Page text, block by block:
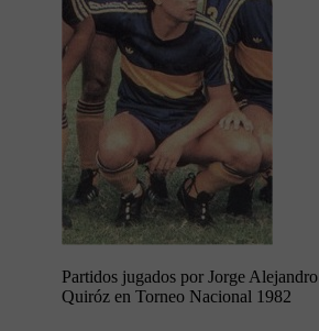
Partidos jugados por Jorge Alejandro
Quiróz en Torneo Nacional 1982